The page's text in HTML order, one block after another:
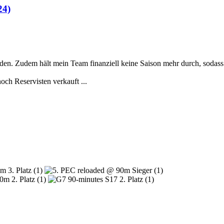
Zudem hält mein Team finanziell keine Saison mehr durch,
Reservisten verkauft ...